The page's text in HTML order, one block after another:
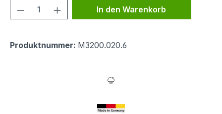
Produkt Anzahl: Gib den
In den Warenkorb
Produktnummer: M3200.020.6